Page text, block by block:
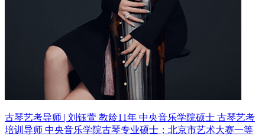
古琴艺考导师 | 刘钰萱 教龄11年 中央音乐学院硕士 古琴艺考
培训导师 中央音乐学院古琴专业硕士；北京市艺术大赛一等